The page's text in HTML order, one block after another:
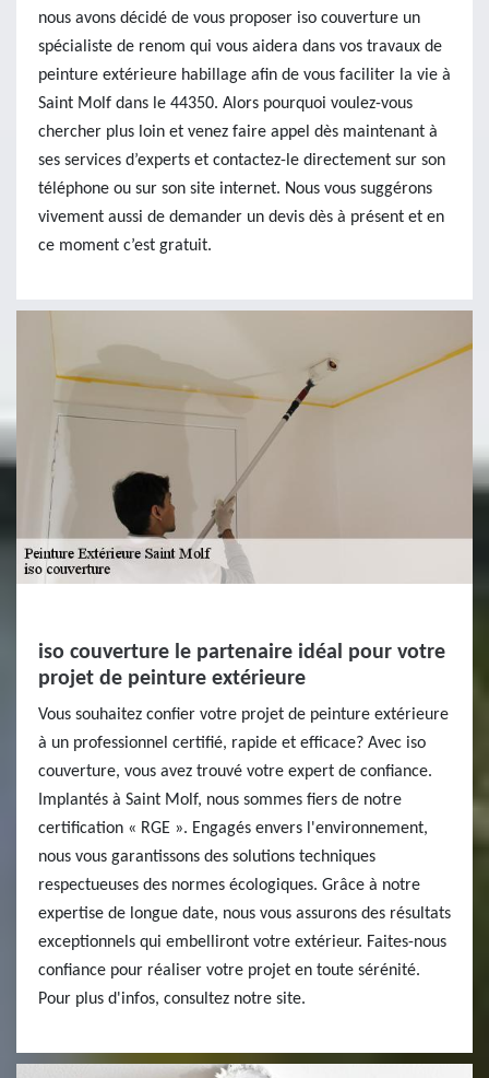
nous avons décidé de vous proposer iso couverture un
spécialiste de renom qui vous aidera dans vos travaux de
peinture extérieure habillage afin de vous faciliter la vie à
Saint Molf dans le 44350. Alors pourquoi voulez-vous
chercher plus loin et venez faire appel dès maintenant à
ses services d’experts et contactez-le directement sur son
téléphone ou sur son site internet. Nous vous suggérons
vivement aussi de demander un devis dès à présent et en
ce moment c’est gratuit.
iso couverture le partenaire idéal pour votre
projet de peinture extérieure
Vous souhaitez confier votre projet de peinture extérieure
à un professionnel certifié, rapide et efficace? Avec iso
couverture, vous avez trouvé votre expert de confiance.
Implantés à Saint Molf, nous sommes fiers de notre
certification « RGE ». Engagés envers l'environnement,
nous vous garantissons des solutions techniques
respectueuses des normes écologiques. Grâce à notre
expertise de longue date, nous vous assurons des résultats
exceptionnels qui embelliront votre extérieur. Faites-nous
confiance pour réaliser votre projet en toute sérénité.
Pour plus d'infos, consultez notre site.